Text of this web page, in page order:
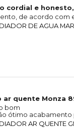
cordial e
de acordo com
DE AGUA
ar quente Monza
bom
ótimo
AR QUENTE